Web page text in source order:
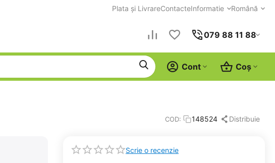
Plata și LivrareContacteInformatie Română
079 88 11 88
Coș
Cont
COD: 148524 Distribuie
Scrie o recenzie